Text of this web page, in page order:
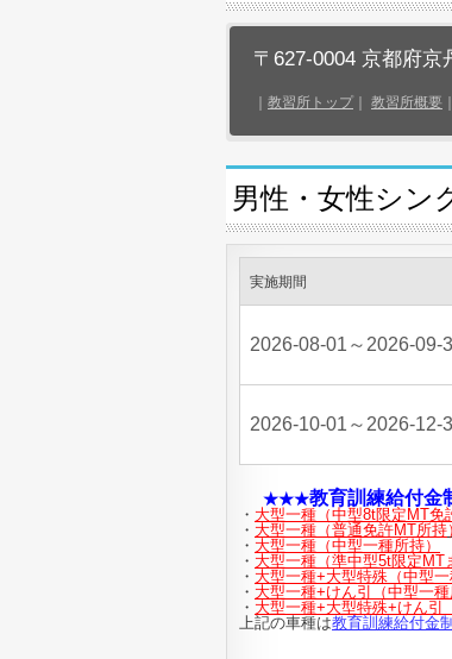
〒627-0004 京都府京
教習所トップ 教習所概要
男性・女性シン
実施期間
2026-08-01～2026-09-
2026-10-01～2026-12-
★★★教育訓練給付金
・ 大型一種（中型8t限定MT免
・ 大型一種（普通免許MT所持
・ 大型一種（中型一種所持）
・ 大型一種（準中型5t限定MT
・ 大型一種+大型特殊（中型
・ 大型一種+けん引 （中型一
・ 大型一種+大型特殊+けん引
上記の車種は教育訓練給付金